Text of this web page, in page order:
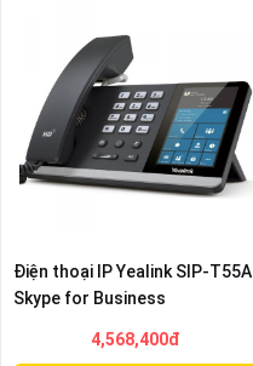
Điện thoại IP Yealink SIP-T55A
Skype for Business
4,568,400đ